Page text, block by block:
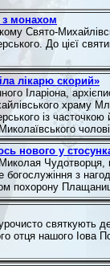
з монахом
Свято-
До цієї
лікарю скорий»
Іларіона,
храму
із
нового у
богослужіння з
похорону
святкують
отця нашого Іова